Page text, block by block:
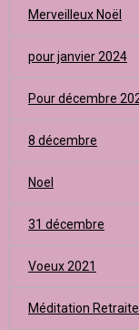
Merveilleux Noël
pour janvier 2024
Pour décembre
8 décembre
Noel
31 décembre
Voeux 2021
Méditation